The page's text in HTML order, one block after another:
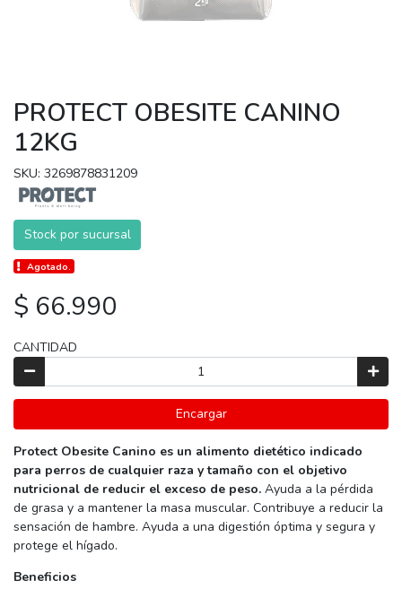
PROTECT OBESITE CANINO
12KG
SKU: 3269878831209
Stock por sucursal
Agotado.
$ 66.990
CANTIDAD
Encargar
Protect Obesite Canino es un alimento dietético indicado
para perros de cualquier raza y tamaño con el objetivo
nutricional de reducir el exceso de peso. Ayuda a la pérdida
de grasa y a mantener la masa muscular. Contribuye a reducir la
sensación de hambre. Ayuda a una digestión óptima y segura y
protege el hígado.
Beneficios